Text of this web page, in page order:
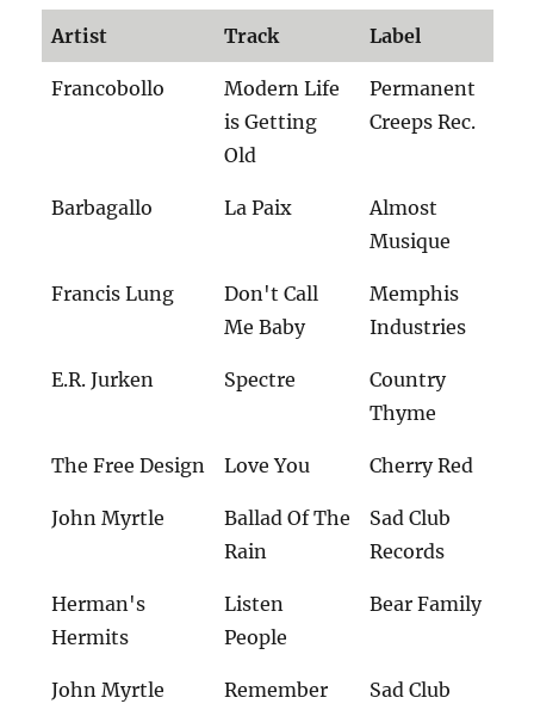
Artist Track Label
Francobollo
Modern Life
is Getting
Old
Permanent
Creeps Rec.
Barbagallo La Paix
Almost
Musique
Francis Lung
Don't Call
Me Baby
Memphis
Industries
E.R. Jurken Spectre
Country
Thyme
The Free Design Love You Cherry Red
John Myrtle
Ballad Of The
Rain
Sad Club
Records
Herman's
Hermits
Listen
People
Bear Family
John Myrtle
Remember
Sad Club